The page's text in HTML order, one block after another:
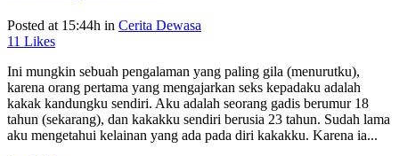
Posted at 15:44h in Cerita Dewasa
11 Likes
Ini mungkin sebuah pengalaman yang paling gila (menurutku),
karena orang pertama yang mengajarkan seks kepadaku adalah
kakak kandungku sendiri. Aku adalah seorang gadis berumur 18
tahun (sekarang), dan kakakku sendiri berusia 23 tahun. Sudah lama
aku mengetahui kelainan yang ada pada diri kakakku. Karena ia...